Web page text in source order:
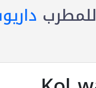
للمطرب